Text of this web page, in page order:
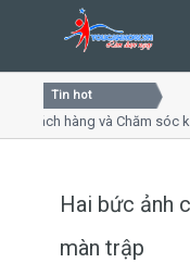
Close
Home
Tin hot
hàng và Chăm sóc khách
Hai bức ảnh
màn trập